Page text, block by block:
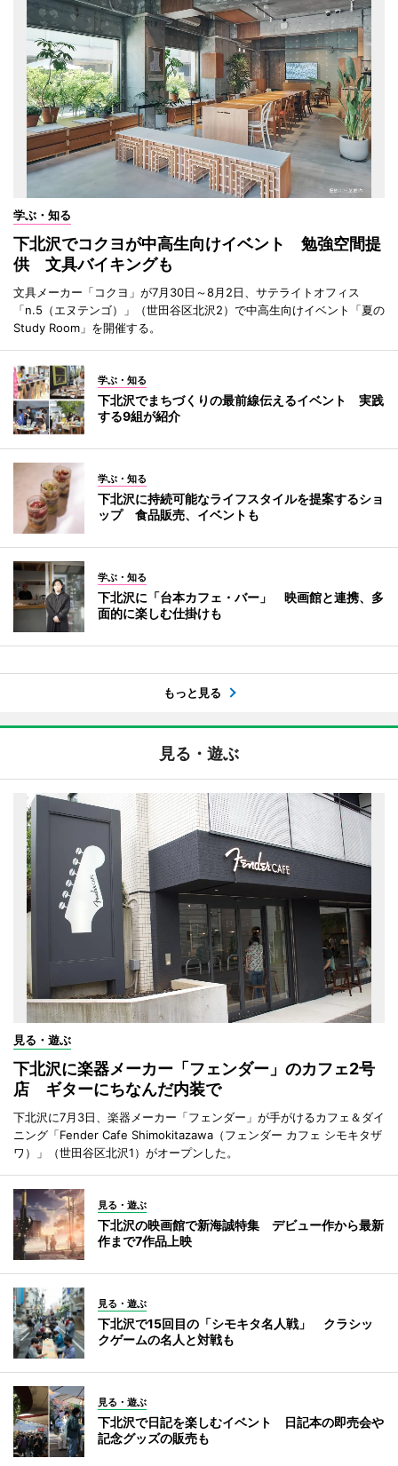
学ぶ・知る
下北沢でコクヨが中高生向けイベント 勉強空間提
供 文具バイキングも
文具メーカー「コクヨ」が7月30日～8月2日、サテライトオフィス
「n.5（エヌテンゴ）」（世田谷区北沢2）で中高生向けイベント「夏の
Study Room」を開催する。
学ぶ・知る
下北沢でまちづくりの最前線伝えるイベント 実践
する9組が紹介
学ぶ・知る
下北沢に持続可能なライフスタイルを提案するショ
ップ 食品販売、イベントも
学ぶ・知る
下北沢に「台本カフェ・バー」 映画館と連携、多
面的に楽しむ仕掛けも
もっと見る
見る・遊ぶ
見る・遊ぶ
下北沢に楽器メーカー「フェンダー」のカフェ2号
店 ギターにちなんだ内装で
下北沢に7月3日、楽器メーカー「フェンダー」が手がけるカフェ＆ダイ
ニング「Fender Cafe Shimokitazawa（フェンダー カフェ シモキタザ
ワ）」（世田谷区北沢1）がオープンした。
見る・遊ぶ
下北沢の映画館で新海誠特集 デビュー作から最新
作まで7作品上映
見る・遊ぶ
下北沢で15回目の「シモキタ名人戦」 クラシッ
クゲームの名人と対戦も
見る・遊ぶ
下北沢で日記を楽しむイベント 日記本の即売会や
記念グッズの販売も